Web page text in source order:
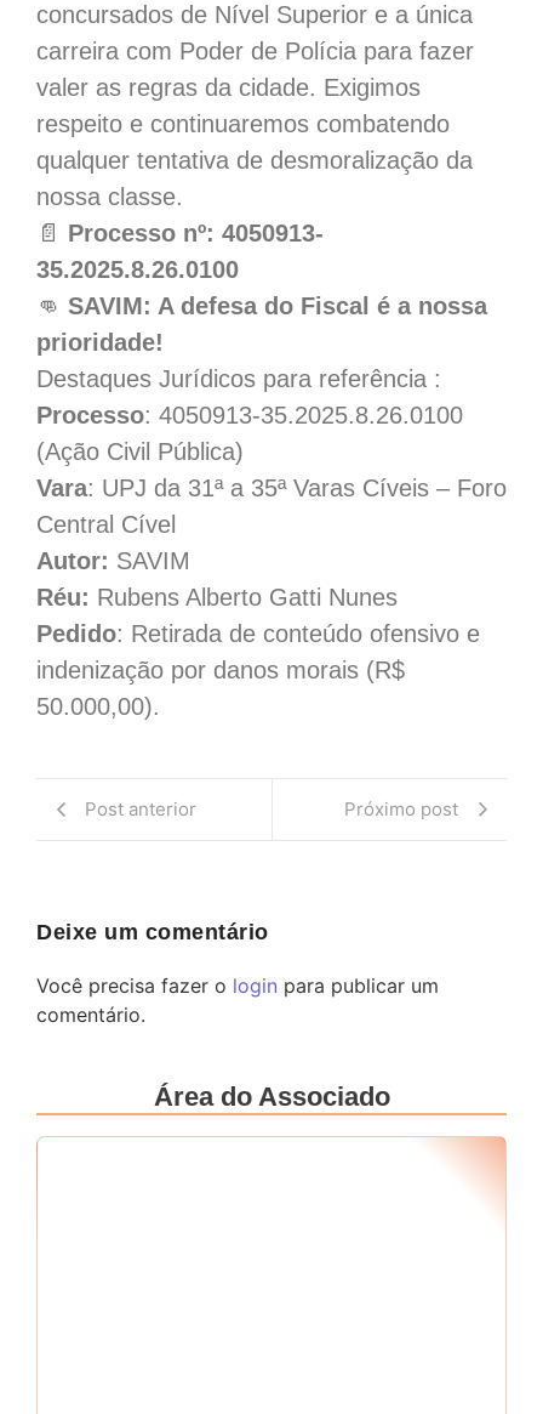
concursados de Nível Superior e a única
carreira com Poder de Polícia para fazer
valer as regras da cidade. Exigimos
respeito e continuaremos combatendo
qualquer tentativa de desmoralização da
nossa classe.
📄 Processo nº: 4050913-
35.2025.8.26.0100
👊 SAVIM: A defesa do Fiscal é a nossa
prioridade!
Destaques Jurídicos para referência :
Processo: 4050913-35.2025.8.26.0100
(Ação Civil Pública)
Vara: UPJ da 31ª a 35ª Varas Cíveis – Foro
Central Cível
Autor: SAVIM
Réu: Rubens Alberto Gatti Nunes
Pedido: Retirada de conteúdo ofensivo e
indenização por danos morais (R$
50.000,00).
Post anterior Próximo post
Deixe um comentário
Você precisa fazer o login para publicar um
comentário.
Área do Associado